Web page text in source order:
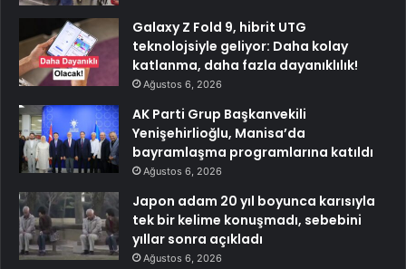
Galaxy Z Fold 9, hibrit UTG
teknolojsiyle geliyor: Daha kolay
katlanma, daha fazla dayanıklılık!
Ağustos 6, 2026
AK Parti Grup Başkanvekili
Yenişehirlioğlu, Manisa’da
bayramlaşma programlarına katıldı
Ağustos 6, 2026
Japon adam 20 yıl boyunca karısıyla
tek bir kelime konuşmadı, sebebini
yıllar sonra açıkladı
Ağustos 6, 2026